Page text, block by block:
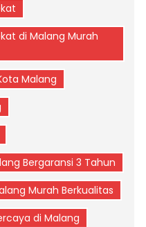
di Malang Murah
Malang
Bergaransi 3 Tahun
Murah Berkualitas
di Malang